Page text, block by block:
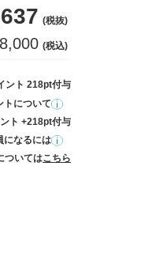
(税抜)
(税込)
ント 218pt付与
トについて
ト +218pt付与
になるには
ついてはこちら